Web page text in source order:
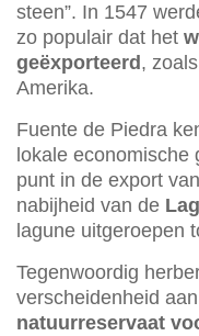
steen”. In 1547
zo populair dat het
geëxporteerd ,
Amerika.
Fuente de Piedra
lokale
punt in de export
nabijheid van de
lagune uitgeroepen
Tegenwoordig
verscheidenheid
natuurreservaat